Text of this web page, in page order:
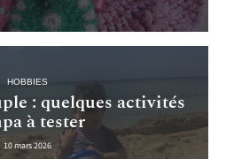
HOBBIES
: quelques activités
à tester
10 mars 2026